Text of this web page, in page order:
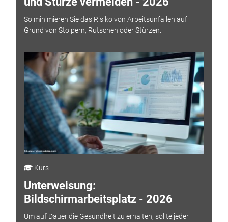
So minimieren Sie das Risiko von Arbeitsunfällen auf
Grund von Stolpern, Rutschen oder Stürzen.
Kurs
Unterweisung:
Bildschirmarbeitsplatz - 2026
Um auf Dauer die Gesundheit zu erhalten, sollte jeder